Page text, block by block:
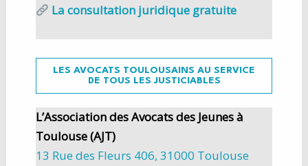
La consultation juridique gratuite
LES AVOCATS TOULOUSAINS AU SERVICE
DE TOUS LES JUSTICIABLES
L’Association des Avocats des Jeunes à
Toulouse (AJT)
13 Rue des Fleurs 406, 31000 Toulouse